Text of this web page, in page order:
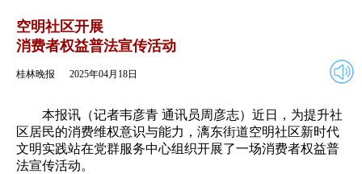
空明社区开展
消费者权益普法宣传活动
桂林晚报 2025年04月18日
本报讯（记者韦彦青 通讯员周彦志）近日，为提升社
区居民的消费维权意识与能力，漓东街道空明社区新时代
文明实践站在党群服务中心组织开展了一场消费者权益普
法宣传活动。